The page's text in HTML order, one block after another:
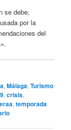
se debe,
por la
del
,Málaga,Turismo
,crisis,
,temporada